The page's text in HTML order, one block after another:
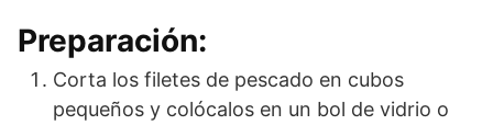
Preparación:
Corta los filetes de pescado en cubos
pequeños y colócalos en un bol de vidrio o